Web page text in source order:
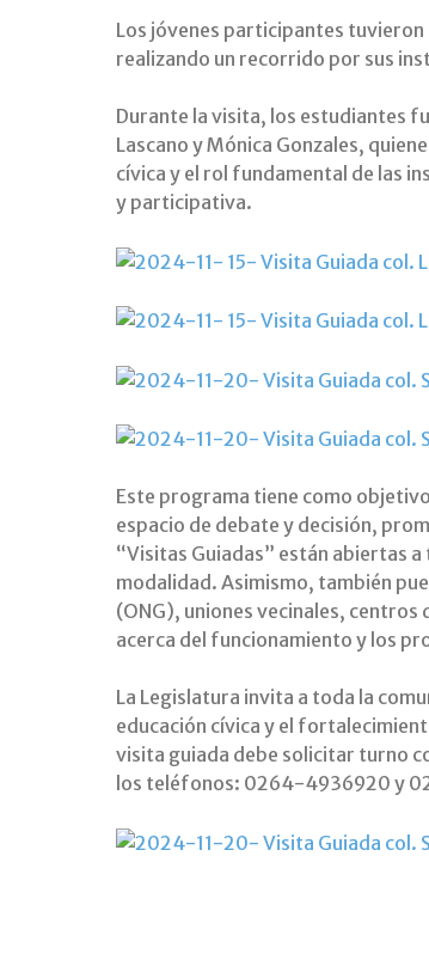
Los jóvenes participantes
realizando un recorrido por sus
Durante la visita, los estudiantes
Lascano y Mónica Gonzales,
cívica y el rol fundamental de las
y participativa.
Este programa tiene como
espacio de debate y decisión,
“Visitas Guiadas” están abiertas
modalidad. Asimismo, también
(ONG), uniones vecinales, centros
acerca del funcionamiento y los
La Legislatura invita a toda la
educación cívica y el
visita guiada debe solicitar turno
los teléfonos: 0264-4936920 y